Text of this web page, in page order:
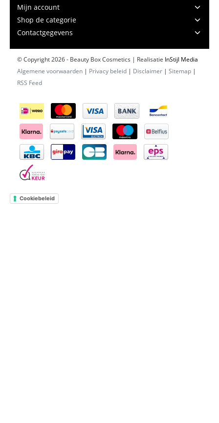
Mijn account
Shop de categorie
Contactgegevens
© Copyright 2026 - Beauty Box Cosmetics | Realisatie InStijl Media
Algemene voorwaarden | Privacy beleid | Disclaimer | Sitemap |
RSS Feed
Cookiebeleid